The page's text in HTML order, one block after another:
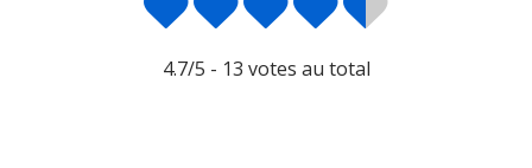
4.7/5 - 13 votes au total